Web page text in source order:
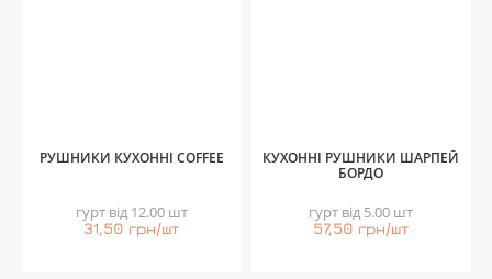
РУШНИКИ КУХОННІ COFFEE
гурт від 12.00 шт
31,50 грн/шт
КУХОННІ РУШНИКИ ШАРПЕЙ
БОРДО
гурт від 5.00 шт
57,50 грн/шт